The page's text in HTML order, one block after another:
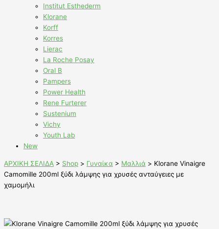
Institut Esthederm
Klorane
Korff
Korres
Lierac
La Roche Posay
Oral B
Pampers
Power Health
Rene Furterer
Sustenium
Vichy
Youth Lab
New
ΑΡΧΙΚΗ ΣΕΛΙΔΑ > Shop > Γυναίκα > Μαλλιά > Klorane Vinaigre
Camomille 200ml ξύδι λάμψης για χρυσές ανταύγειες με
χαμομήλι